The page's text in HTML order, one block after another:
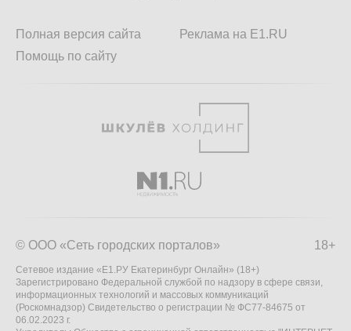
Полная версия сайта
Помощь по сайту
Реклама на E1.RU
18+
© ООО «Сеть городских порталов»
Сетевое издание «Е1.РУ Екатеринбург Онлайн» (18+)
Зарегистрировано Федеральной службой по надзору в сфере связи,
информационных технологий и массовых коммуникаций
(Роскомнадзор) Свидетельство о регистрации № ФС77-84675 от
06.02.2023 г.